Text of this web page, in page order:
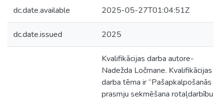
dc.date.available 2025-05-27T01:04:51Z
dc.date.issued 2025
Kvalifikācijas darba autore-
Nadežda Ločmane. Kvalifikācijas
darba tēma ir “Pašapkalpošanās
prasmju sekmēšana rotaļdarbību